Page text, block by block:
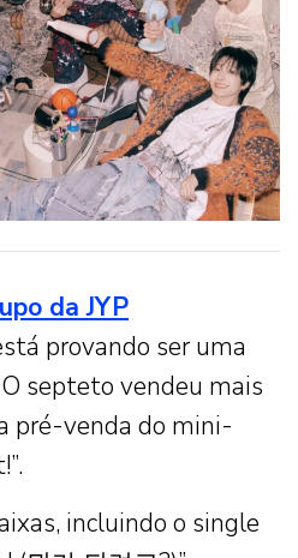
da JYP
provando ser uma
septeto vendeu mais
pré-venda do mini-
incluindo o single